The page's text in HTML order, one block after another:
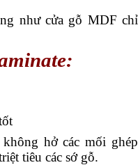
như cửa gỗ MDF chỉ
hở các mối ghép
tiêu các sớ gỗ.